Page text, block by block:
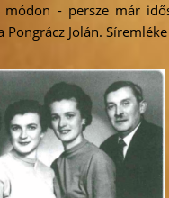
módon - persze már
Pongrácz Jolán.